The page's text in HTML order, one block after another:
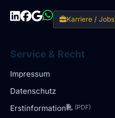
Karriere / Jobs
Service & Recht
Impressum
Datenschutz
Erstinformation
(PDF)